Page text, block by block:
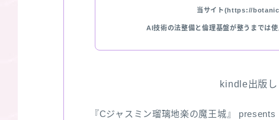
当サイト(https://
AI技術の法整備と倫理基盤が整うまでは
kindle出版し
『Cジャスミン瑠璃地楽の魔王城』